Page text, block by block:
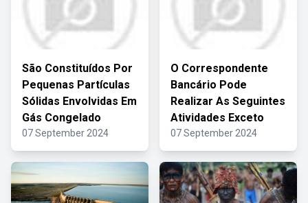
São Constituídos Por
Pequenas Partículas
Sólidas Envolvidas Em
Gás Congelado
07 September 2024
O Correspondente
Bancário Pode
Realizar As Seguintes
Atividades Exceto
07 September 2024